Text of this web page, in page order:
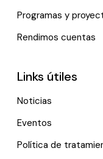
Programas y
Rendimos cuentas
Links útiles
Noticias
Eventos
Política de